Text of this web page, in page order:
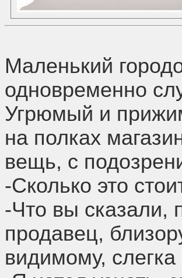
Маленький
одновременно
Угрюмый и
на полках
вещь, с
-Сколько это
-Что вы сказали,
продавец,
видимому,